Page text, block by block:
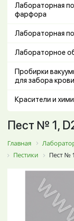
Лабораторная
фарфора
Лабораторная
Лабораторное
Пробирки
для забора
Красители и
Пест № 1,
Главная
Пестики
Пест №